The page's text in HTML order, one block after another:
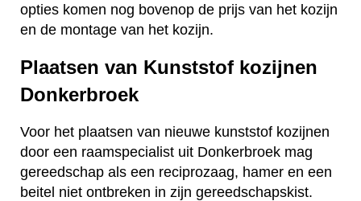
opties komen nog bovenop de prijs van het kozijn
en de montage van het kozijn.
Plaatsen van Kunststof kozijnen
Donkerbroek
Voor het plaatsen van nieuwe kunststof kozijnen
door een raamspecialist uit Donkerbroek mag
gereedschap als een reciprozaag, hamer en een
beitel niet ontbreken in zijn gereedschapskist.